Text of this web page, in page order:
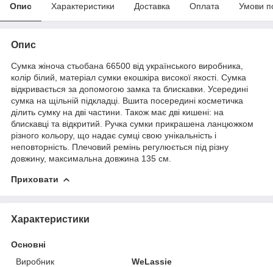
Опис Характеристики Доставка Оплата Умови
Опис
Сумка жіноча стьобана 66500 від українського виробника,
колір білий, матеріал сумки екошкіра високої якості. Сумка
відкривається за допомогою замка та блискавки. Усередині
сумка на щільній підкладці. Вшита посередині косметичка
ділить сумку на дві частини. Також має дві кишені: на
блискавці та відкритий. Ручка сумки прикрашена ланцюжком
різного кольору, що надає сумці свою унікальність і
неповторність. Плечовий ремінь регулюється під різну
довжину, максимальна довжина 135 см.
Приховати
Характеристики
Основні
Виробник
WeLassie